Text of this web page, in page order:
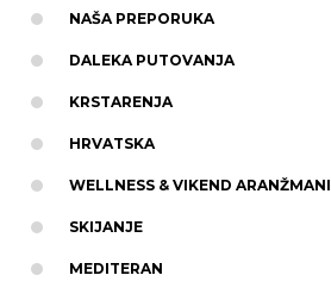
NAŠA PREPORUKA
DALEKA PUTOVANJA
KRSTARENJA
HRVATSKA
WELLNESS & VIKEND ARANŽMANI
SKIJANJE
MEDITERAN